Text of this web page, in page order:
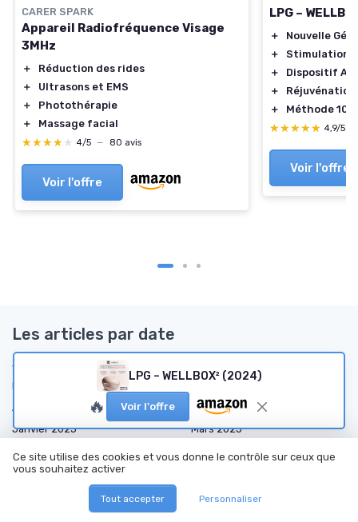
CARER SPARK
Appareil Radiofréquence Visage
3MHz
＋
Réduction des rides
＋
Ultrasons et EMS
＋
Photothérapie
＋
Massage facial
★★★★★
★★★★★ 4/5 — 80 avis
Voir l'offre
LPG –
＋
Nouvelle
＋
Stimulation
＋
Dispositif
＋
Réjuvénation
＋
Méthode
★★★★★
★★★★★ 4,9/5
Voir l'offre
LPG – WELLBOX² (2024)
🔥 Voir l'offre
Les articles par date
Janvier 2024
Mars 2024
Août 2024
Décembre 2024
Janvier 2025
Mars 2025
Avril 2025
Mai 2025
Juin 2025
Septembre 2025
Ce site utilise des cookies et vous donne le contrôle sur ceux que
vous souhaitez activer
Tout accepter Personnaliser